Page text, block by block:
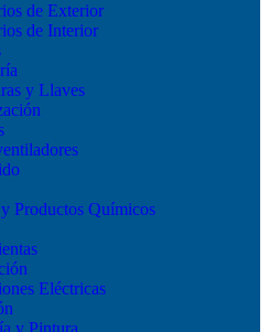
de Exterior
de Interior
y Llaves
Productos Químicos
Eléctricas
y Pintura